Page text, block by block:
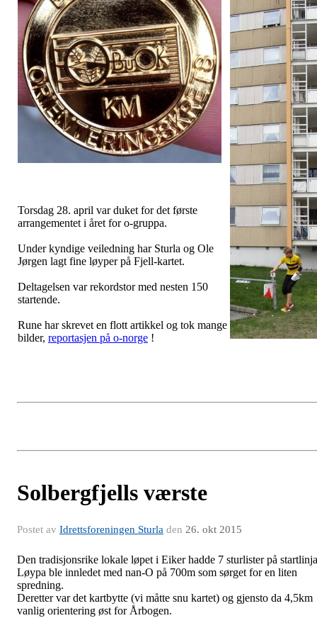
Torsdag 28. april var duket for det første
arrangementet i året for o-gruppa.
Under kyndige veiledning har Sturla og Ole
Jørgen lagt fine løyper på Fjell-kartet.
Deltagelsen var rekordstor med nesten 150
startende.
Rune har skrevet en flott artikkel og tok mange
bilder, reportasjen på o-norge !
Solbergfjells værste
Postet av Idrettsforeningen Sturla den 26. okt 2015
Den tradisjonsrike lokale løpet i Eiker hadde 7 sturlister på
Løypa ble innledet med nan-O på 700m som sørget for en liten
spredning.
Deretter var det kartbytte (vi måtte snu kartet) og gjensto da 4,5km
vanlig orientering øst for Årbogen.